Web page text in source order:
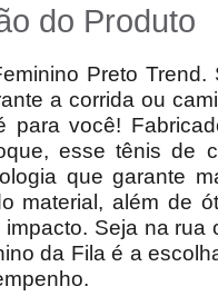
do Produto
Preto
a corrida ou
para você!
esse tênis de
que garante
material, além de
Seja na rua
da Fila é a